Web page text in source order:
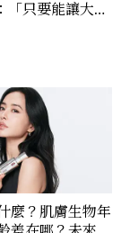
只要能讓大家
麼？肌膚生物年